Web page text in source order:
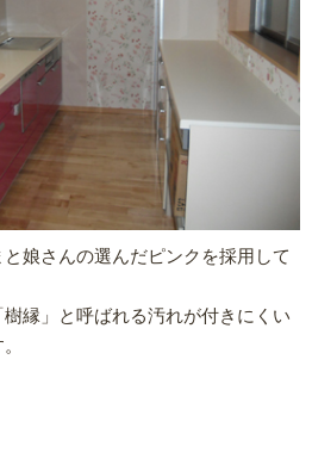
娘さんの選んだピンクを採用して
縁」と呼ばれる汚れが付きにくい